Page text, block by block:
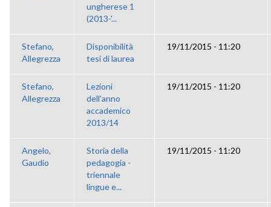
ungherese 1
(2013-'...
Stefano,
Allegrezza
Disponibilità
tesi di laurea
19/11/2015 - 11:20
Stefano,
Allegrezza
Lezioni
dell'anno
accademico
2013/14
19/11/2015 - 11:20
Angelo,
Gaudio
Storia della
pedagogia -
triennale
lingue e...
19/11/2015 - 11:20